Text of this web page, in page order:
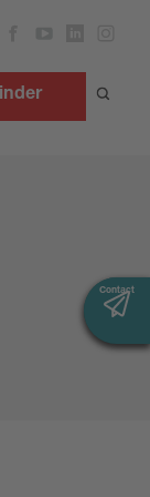
Contact
Contact